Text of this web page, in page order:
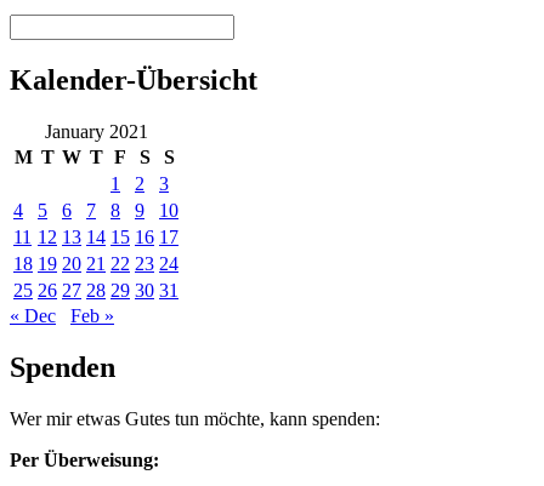
Kalender-Übersicht
January 2021
M T W T F S
S
1
2
3
4
5 6 7 8 9
10
11 12 13 14 15 16 17
18 19 20 21 22 23 24
25 26 27 28 29 30 31
« Dec
Feb »
Spenden
Wer mir etwas Gutes tun möchte, kann spenden:
Per Überweisung: